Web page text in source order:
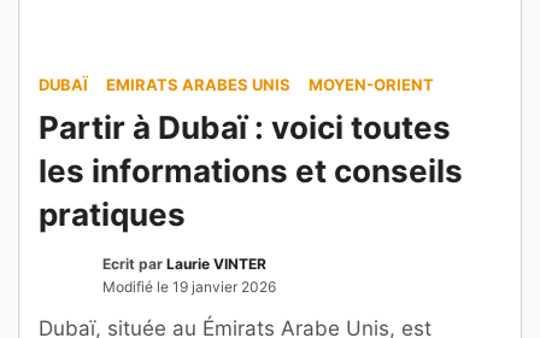
DUBAÏ EMIRATS ARABES UNIS MOYEN-ORIENT
Partir à Dubaï : voici toutes
les informations et conseils
pratiques
Ecrit par Laurie VINTER
Modifié le 19 janvier 2026
Dubaï, située au Émirats Arabe Unis, est